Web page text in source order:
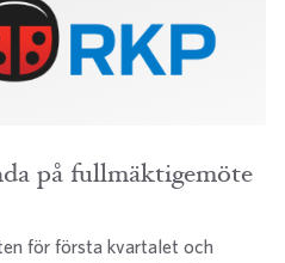
på fullmäktigemöte
för första kvartalet och